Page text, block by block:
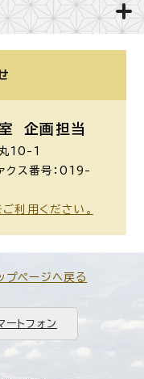
企画担当
10-1
ス番号：019-
利用ください。
プページへ戻る
ートフォン